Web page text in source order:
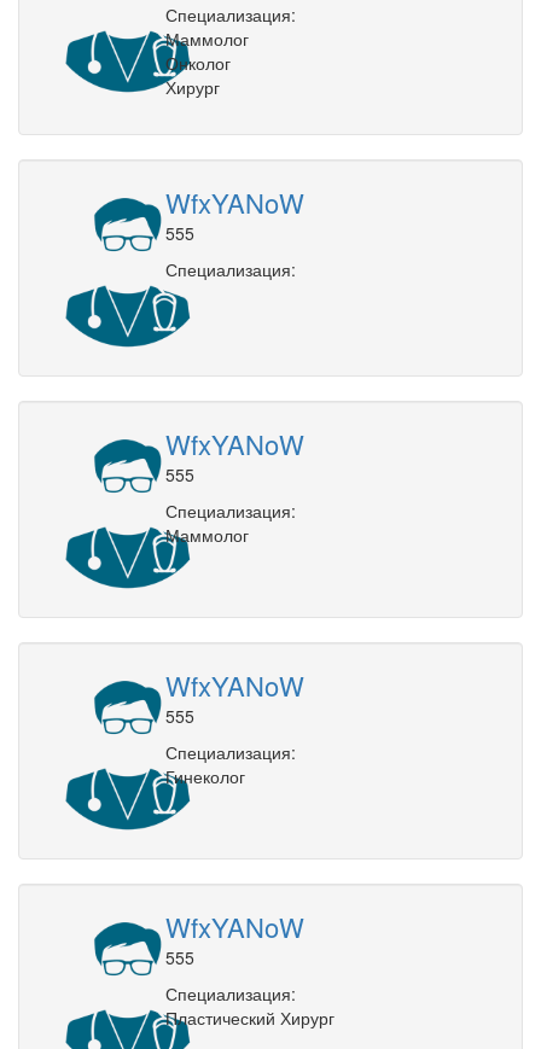
Специализация:
Маммолог
Онколог
Хирург
WfxYANoW
555
Специализация:
WfxYANoW
555
Специализация:
Маммолог
WfxYANoW
555
Специализация:
Гинеколог
WfxYANoW
555
Специализация:
Пластический Хирург